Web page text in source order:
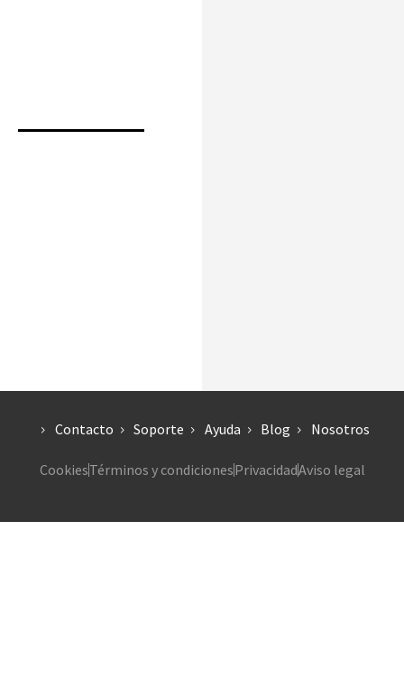
Contacto Soporte Ayuda Blog Nosotros
CookiesTérminos y condicionesPrivacidadAviso legal